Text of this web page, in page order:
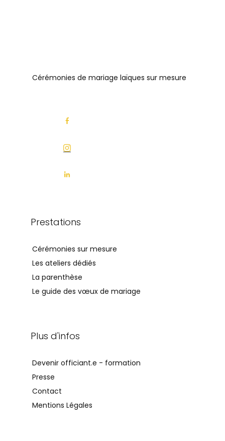
Cérémonies de mariage laïques sur mesure
Prestations
Cérémonies sur mesure
Les ateliers dédiés
La parenthèse
Le guide des vœux de mariage
Plus d'infos
Devenir officiant.e - formation
Presse
Contact
Mentions Légales